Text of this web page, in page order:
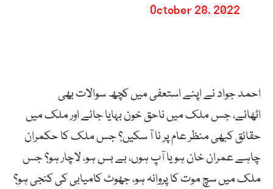
October 28, 2022
احمد جواد نے اپنے استعفی میں کچھ سوالات بھی
اٹھائے، جس ملک میں ناحق خون بہایا جائے اور ملک میں
حقائق کبھی منظر عام پر نا آ سکیں؟ جس ملک کا حکمران
چاہے عمران خان ہو یا آپ ہوں، بے بس ہو، لاچار ہو؟ جس
ملک میں سچ موت کا پروانہ ہو، جھوٹ کامیابی کی کنجی ہو؟